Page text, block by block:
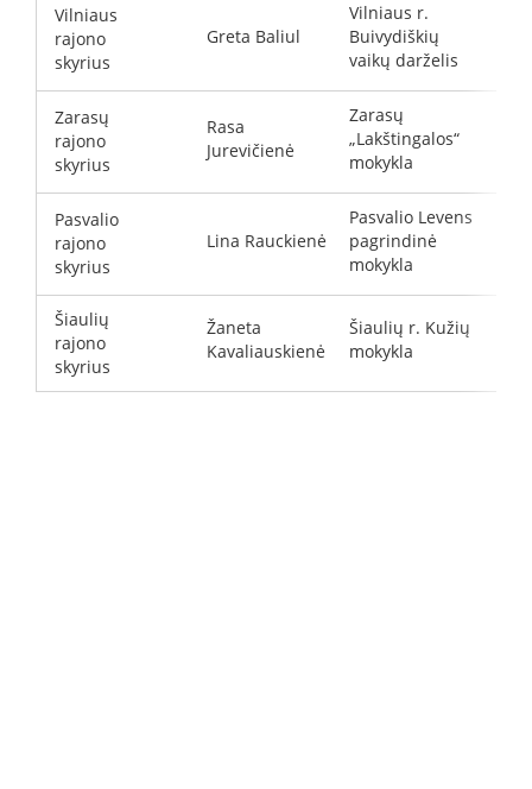
Vilniaus
rajono
skyrius
Greta Baliul
Vilniaus r.
Buivydiškių
vaikų darželis
Zarasų
rajono
skyrius
Rasa
Jurevičienė
Zarasų
„Lakštingalos“
mokykla
Pasvalio
rajono
skyrius
Lina Rauckienė
Pasvalio Levens
pagrindinė
mokykla
Šiaulių
rajono
skyrius
Žaneta
Kavaliauskienė
Šiaulių r. Kužių
mokykla